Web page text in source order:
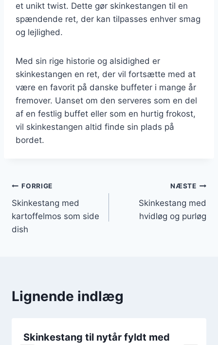
et unikt twist. Dette gør skinkestangen til en
spændende ret, der kan tilpasses enhver smag
og lejlighed.
Med sin rige historie og alsidighed er
skinkestangen en ret, der vil fortsætte med at
være en favorit på danske buffeter i mange år
fremover. Uanset om den serveres som en del
af en festlig buffet eller som en hurtig frokost,
vil skinkestangen altid finde sin plads på
bordet.
Indlægsnavigation
FORRIGE
Skinkestang med
kartoffelmos som side
dish
NÆSTE
Skinkestang med
hvidløg og purløg
Lignende indlæg
Skinkestang til nytår fyldt med